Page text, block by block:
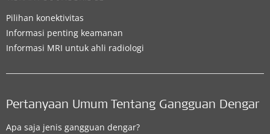
Pilihan konektivitas
Informasi penting keamanan
Informasi MRI untuk ahli radiologi
Pertanyaan Umum Tentang Gangguan Dengar
Apa saja jenis gangguan dengar?